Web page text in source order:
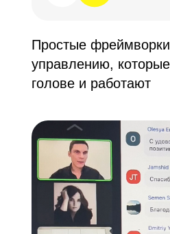
Простые
управлению,
голове и работают